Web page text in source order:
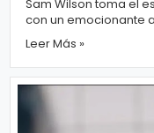
Sam Wilson toma el
con un emocionante
Marvel Studios ha
Leer Más »